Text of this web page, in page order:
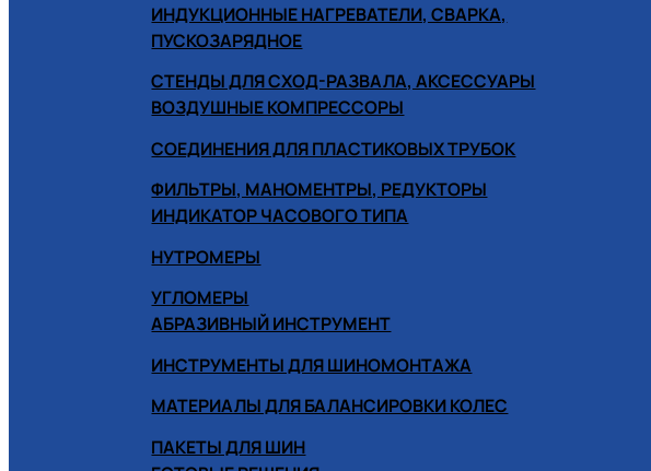
ИНДУКЦИОННЫЕ НАГРЕВАТЕЛИ, СВАРКА,
ПУСКОЗАРЯДНОЕ
СТЕНДЫ ДЛЯ СХОД-РАЗВАЛА, АКСЕССУАРЫ
ВОЗДУШНЫЕ КОМПРЕССОРЫ
СОЕДИНЕНИЯ ДЛЯ ПЛАСТИКОВЫХ ТРУБОК
ФИЛЬТРЫ, МАНОМЕНТРЫ, РЕДУКТОРЫ
ИНДИКАТОР ЧАСОВОГО ТИПА
НУТРОМЕРЫ
УГЛОМЕРЫ
АБРАЗИВНЫЙ ИНСТРУМЕНТ
ИНСТРУМЕНТЫ ДЛЯ ШИНОМОНТАЖА
МАТЕРИАЛЫ ДЛЯ БАЛАНСИРОВКИ КОЛЕС
ПАКЕТЫ ДЛЯ ШИН